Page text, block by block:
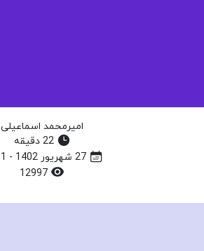
امیرمحمد اسماعیلی
22 دقیقه
27 شهریور 1402 - 11:11